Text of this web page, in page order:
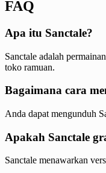
FAQ
Apa itu Sanctale?
Sanctale adalah
toko ramuan.
Bagaimana cara
Anda dapat mengunduh
Apakah Sanctale
Sanctale menawarkan